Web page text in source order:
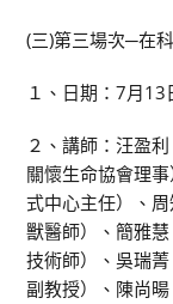
(三)第三場次─在
１、日期：7月13
２、講師：汪盈
關懷生命協會理
式中心主任）、
獸醫師）、簡雅
技術師）、吳瑞
副教授）、陳尚